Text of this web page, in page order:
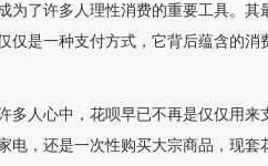
了许多人理性消费的重要工具。其
是一种支付方式，它背后蕴含的消
人心中，花呗早已不再是仅仅用来
，还是一次性购买大宗商品，现套